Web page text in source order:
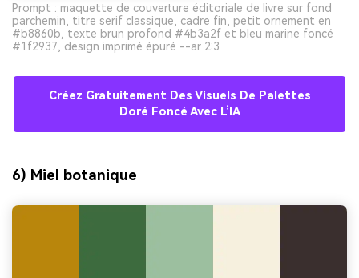
Prompt : maquette de couverture éditoriale de livre sur fond
parchemin, titre serif classique, cadre fin, petit ornement en
#b8860b, texte brun profond #4b3a2f et bleu marine foncé
#1f2937, design imprimé épuré --ar 2:3
Créez Gratuitement Des Visuels De Palettes
Doré Foncé Avec L’IA
6) Miel botanique